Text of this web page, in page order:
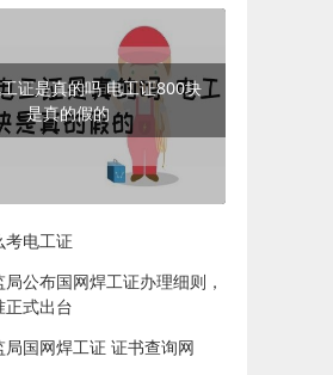
证是真的吗 电工证800块
是真的假的
考电工证
局公布国网焊工证办理细则，
正式出台
局国网焊工证 证书查询网